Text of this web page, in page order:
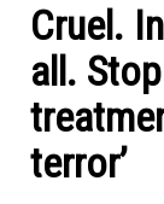
Cruel.
all.
terror’